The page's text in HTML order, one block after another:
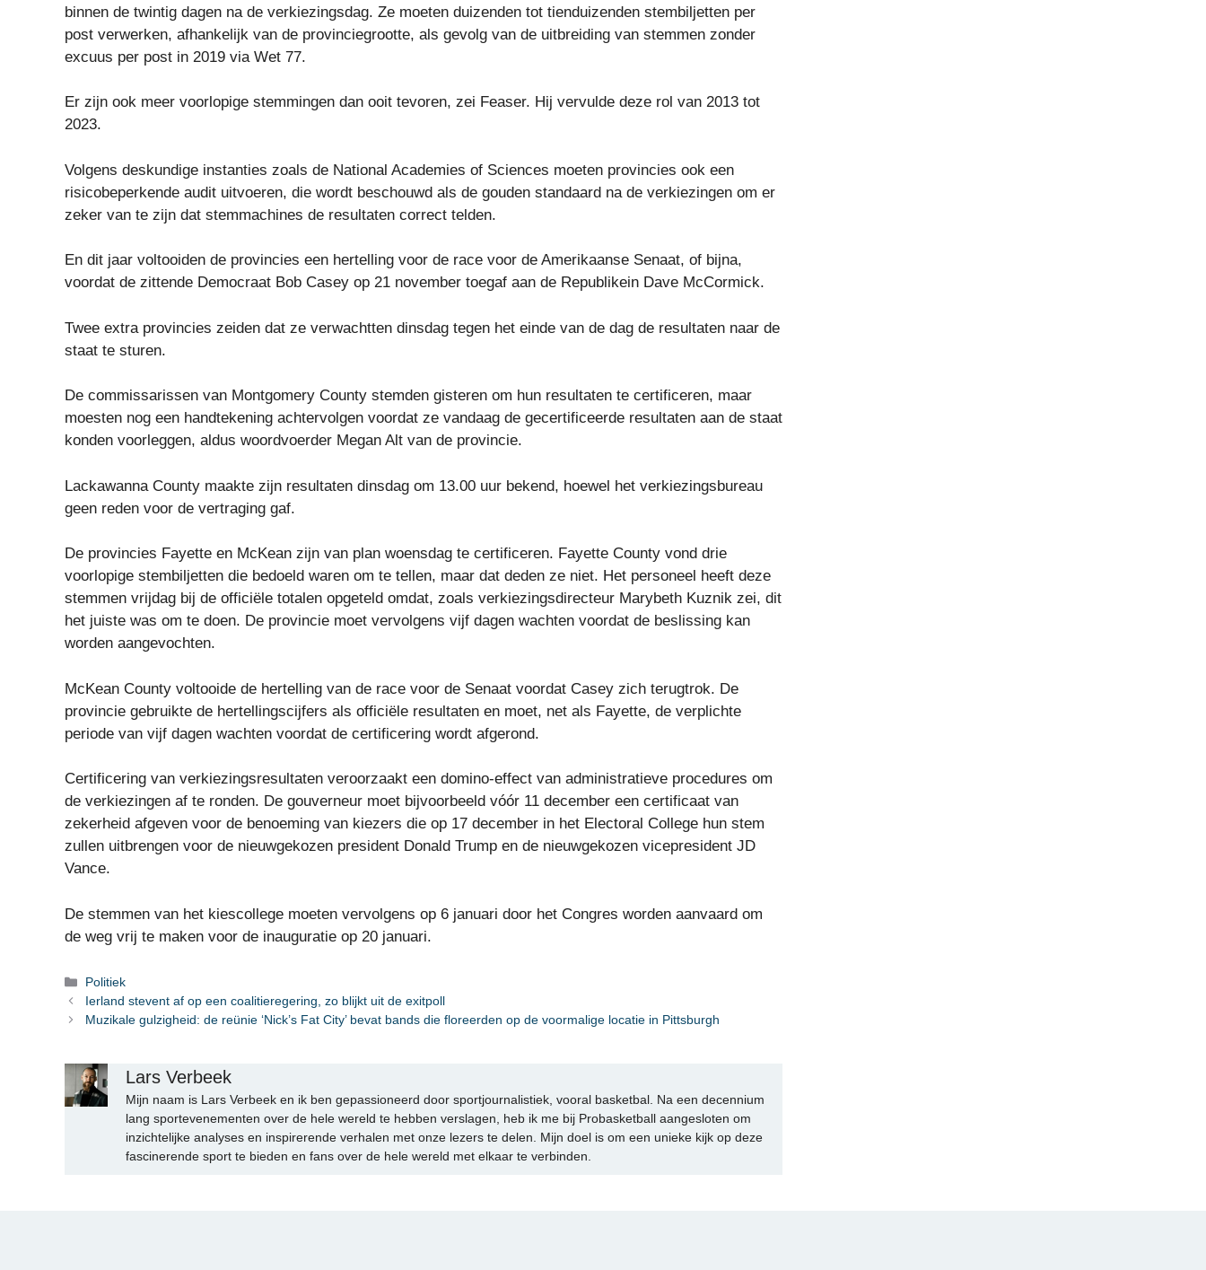
binnen de twintig dagen na de verkiezingsdag. Ze moeten duizenden tot tienduizenden stembiljetten per
post verwerken, afhankelijk van de provinciegrootte, als gevolg van de uitbreiding van stemmen zonder
excuus per post in 2019 via Wet 77.
Er zijn ook meer voorlopige stemmingen dan ooit tevoren, zei Feaser. Hij vervulde deze rol van 2013 tot
2023.
Volgens deskundige instanties zoals de National Academies of Sciences moeten provincies ook een
risicobeperkende audit uitvoeren, die wordt beschouwd als de gouden standaard na de verkiezingen om er
zeker van te zijn dat stemmachines de resultaten correct telden.
En dit jaar voltooiden de provincies een hertelling voor de race voor de Amerikaanse Senaat, of bijna,
voordat de zittende Democraat Bob Casey op 21 november toegaf aan de Republikein Dave McCormick.
Twee extra provincies zeiden dat ze verwachtten dinsdag tegen het einde van de dag de resultaten naar de
staat te sturen.
De commissarissen van Montgomery County stemden gisteren om hun resultaten te certificeren, maar
moesten nog een handtekening achtervolgen voordat ze vandaag de gecertificeerde resultaten aan de staat
konden voorleggen, aldus woordvoerder Megan Alt van de provincie.
Lackawanna County maakte zijn resultaten dinsdag om 13.00 uur bekend, hoewel het verkiezingsbureau
geen reden voor de vertraging gaf.
De provincies Fayette en McKean zijn van plan woensdag te certificeren. Fayette County vond drie
voorlopige stembiljetten die bedoeld waren om te tellen, maar dat deden ze niet. Het personeel heeft deze
stemmen vrijdag bij de officiële totalen opgeteld omdat, zoals verkiezingsdirecteur Marybeth Kuznik zei, dit
het juiste was om te doen. De provincie moet vervolgens vijf dagen wachten voordat de beslissing kan
worden aangevochten.
McKean County voltooide de hertelling van de race voor de Senaat voordat Casey zich terugtrok. De
provincie gebruikte de hertellingscijfers als officiële resultaten en moet, net als Fayette, de verplichte
periode van vijf dagen wachten voordat de certificering wordt afgerond.
Certificering van verkiezingsresultaten veroorzaakt een domino-effect van administratieve procedures om
de verkiezingen af ​​te ronden. De gouverneur moet bijvoorbeeld vóór 11 december een certificaat van
zekerheid afgeven voor de benoeming van kiezers die op 17 december in het Electoral College hun stem
zullen uitbrengen voor de nieuwgekozen president Donald Trump en de nieuwgekozen vicepresident JD
Vance.
De stemmen van het kiescollege moeten vervolgens op 6 januari door het Congres worden aanvaard om
de weg vrij te maken voor de inauguratie op 20 januari.
Categorieën
Politiek
Ierland stevent af op een coalitieregering, zo blijkt uit de exitpoll
Muzikale gulzigheid: de reünie ‘Nick’s Fat City’ bevat bands die floreerden op de voormalige locatie in Pittsburgh
Lars Verbeek
Mijn naam is Lars Verbeek en ik ben gepassioneerd door sportjournalistiek, vooral basketbal. Na een decennium
lang sportevenementen over de hele wereld te hebben verslagen, heb ik me bij Probasketball aangesloten om
inzichtelijke analyses en inspirerende verhalen met onze lezers te delen. Mijn doel is om een unieke kijk op deze
fascinerende sport te bieden en fans over de hele wereld met elkaar te verbinden.